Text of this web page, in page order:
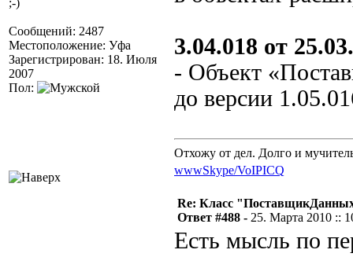
;-)
Сообщений: 2487
Местоположение: Уфа
Зарегистрирован: 18. Июля
2007
Пол:
3.04.018 от
- Объект
до версии
Отхожу от дел. Долго и
wwwSkype/VoIPICQ
Re: Класс
Ответ #488 - 25. Марта 2010 ::
Есть мысль по